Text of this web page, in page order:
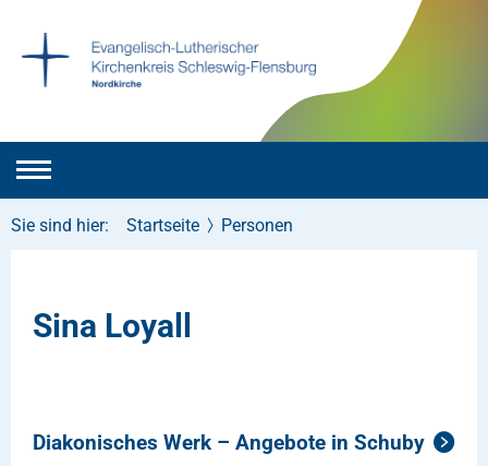
Sie sind hier: Startseite Personen
Sina Loyall
Diakonisches Werk – Angebote in Schuby